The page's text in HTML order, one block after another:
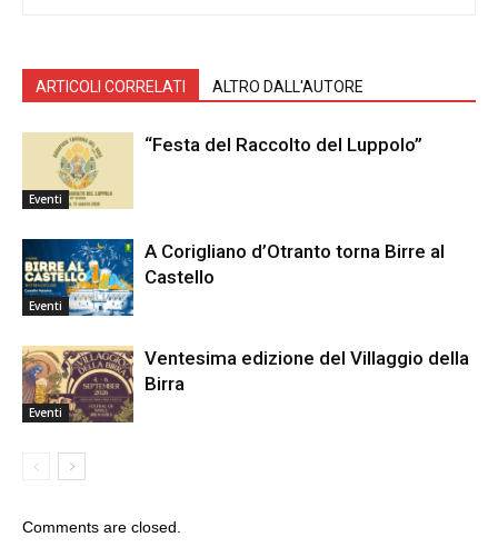
ARTICOLI CORRELATI ALTRO DALL'AUTORE
Eventi
“Festa del Raccolto del Luppolo”
Eventi
A Corigliano d’Otranto torna Birre al
Castello
Eventi
Ventesima edizione del Villaggio della
Birra
Comments are closed.